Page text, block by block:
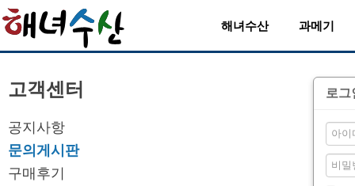
해녀수산 과메기
고객센터
공지사항
문의게시판
구매후기
로그